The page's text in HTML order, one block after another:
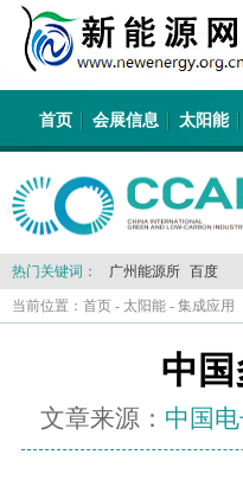
首页 会展信息 太阳能
热门关键词： 广州能源所 百度
当前位置： 首页 - 太阳能 - 集成应用
中
文章来源： 中国